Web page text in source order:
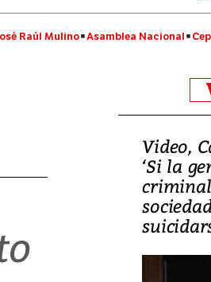
Raúl Mulino Asamblea Nacional
Video,
‘Si la